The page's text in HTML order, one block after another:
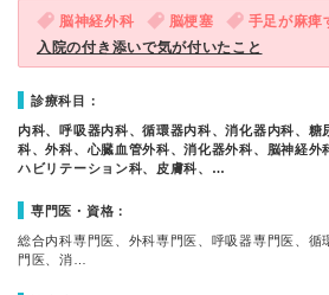
脳神経外科 脳梗塞 手足が麻痺
入院の付き添いで気が付いたこと
診療科目：
内科、呼吸器内科、循環器内科、消化器内科、糖
科、外科、心臓血管外科、消化器外科、脳神経外
ハビリテーション科、皮膚科、…
専門医・資格：
総合内科専門医、外科専門医、呼吸器専門医、循
門医、消…